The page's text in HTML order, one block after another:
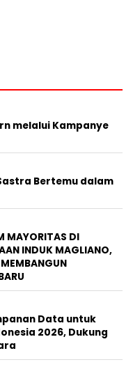
melalui Kampanye
Bertemu dalam
MAYORITAS DI
INDUK MAGLIANO,
Data untuk
2026, Dukung